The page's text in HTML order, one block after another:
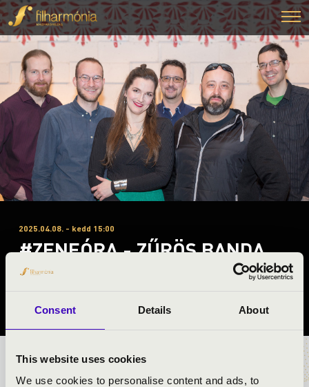
Consent Details About
This website uses cookies
We use cookies to personalise content and ads, to
2025.04.08. - kedd 15:00
#ZENEÓRA - ZŰRÖS BANDA
Békéscsaba
Békés vármegye
BÉRLET- ÉS JEGYÁRAK